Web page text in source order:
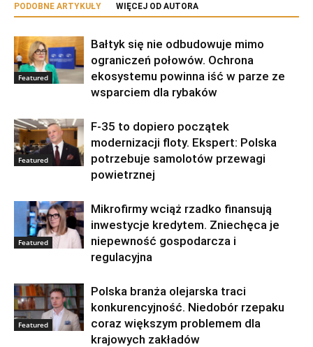
PODOBNE ARTYKUŁY WIĘCEJ OD AUTORA
Featured
Bałtyk się nie odbudowuje mimo
ograniczeń połowów. Ochrona
ekosystemu powinna iść w parze ze
wsparciem dla rybaków
Featured
F-35 to dopiero początek
modernizacji floty. Ekspert: Polska
potrzebuje samolotów przewagi
powietrznej
Featured
Mikrofirmy wciąż rzadko finansują
inwestycje kredytem. Zniechęca je
niepewność gospodarcza i
regulacyjna
Featured
Polska branża olejarska traci
konkurencyjność. Niedobór rzepaku
coraz większym problemem dla
krajowych zakładów